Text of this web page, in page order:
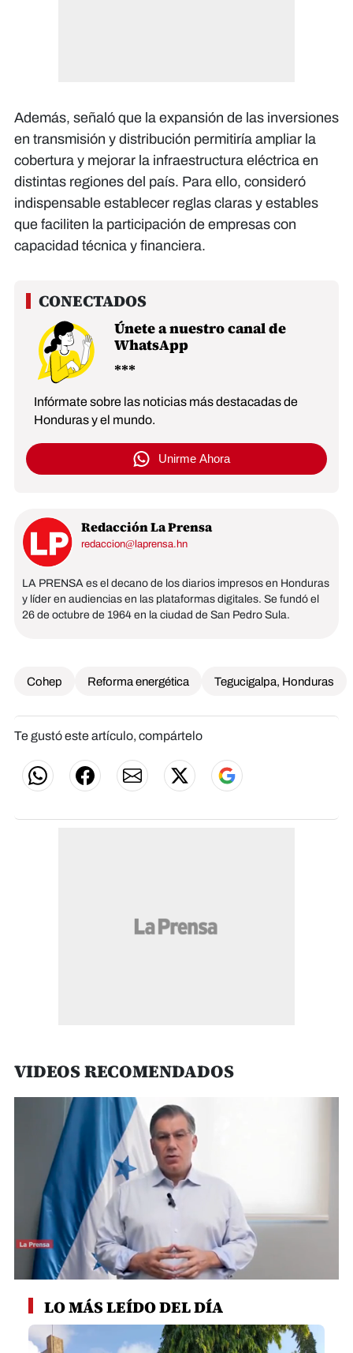
Además, señaló que la expansión de las inversiones
en transmisión y distribución permitiría ampliar la
cobertura y mejorar la infraestructura eléctrica en
distintas regiones del país. Para ello, consideró
indispensable establecer reglas claras y estables
que faciliten la participación de empresas con
capacidad técnica y financiera.
Únete a nuestro canal de
WhatsApp
Infórmate sobre las noticias más destacadas de
Honduras y el mundo.
Unirme Ahora
Redacción La Prensa
redaccion@laprensa.hn
LA PRENSA es el decano de los diarios impresos en Honduras
y líder en audiencias en las plataformas digitales. Se fundó el
26 de octubre de 1964 en la ciudad de San Pedro Sula.
Cohep Reforma energética Tegucigalpa, Honduras
Te gustó este artículo, compártelo
VIDEOS RECOMENDADOS
seconds
seconds
LO MÁS LEÍDO DEL DÍA